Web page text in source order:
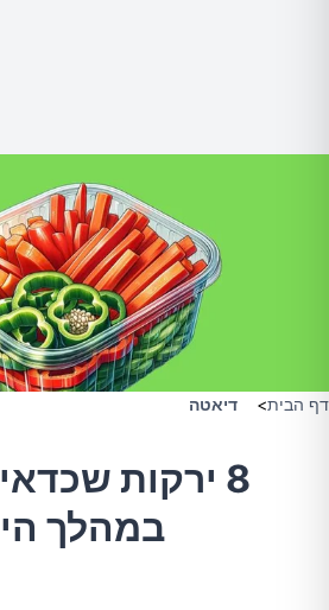
דף הבית> דיאטה
8 ירקות
במהלך